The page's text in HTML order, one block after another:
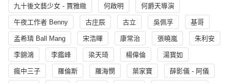
九十後文藝少女 - 賈雅緻 何啟明 何爵天導演
午夜工作者 Benny 古庄辰 古立 吳佩孚 基哥
孟希璘 Ball Mang 宋浩暉 康常治 張曉嵐 朱利安
李錦鴻 李鑑峰 梁天琦 楊偉倫 湯寳如
瘋中三子 羅倫斯 羅海憫 葉家寶 薛影儀 - 阿儀